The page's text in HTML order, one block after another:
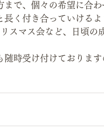
で、個々の希望に合
く付き合っていける
スマス会など、日頃の
時受け付けておりま